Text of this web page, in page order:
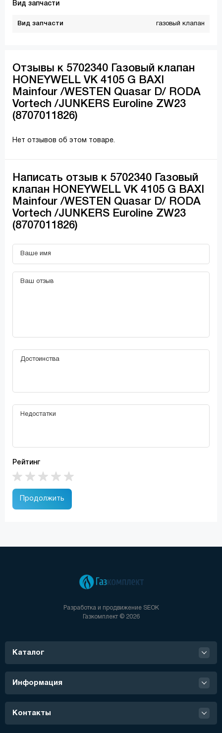
Вид запчасти
Вид запчасти газовый клапан
Отзывы к 5702340 Газовый клапан
HONEYWELL VK 4105 G BAXI
Mainfour /WESTEN Quasar D/ RODA
Vortech /JUNKERS Euroline ZW23
(8707011826)
Нет отзывов об этом товаре.
Написать отзыв к 5702340 Газовый
клапан HONEYWELL VK 4105 G BAXI
Mainfour /WESTEN Quasar D/ RODA
Vortech /JUNKERS Euroline ZW23
(8707011826)
Рейтинг
Продолжить
Разработка и продвижение SEOK
Газкомплект © 2026
Каталог
Информация
Контакты